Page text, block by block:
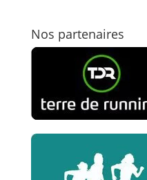
Nos partenaires